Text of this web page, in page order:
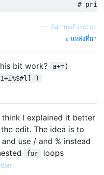
#
— GammaFunction
แหล่งที่มา
bit work?
a+=(
)
I explained it better
edit. The idea is to
use / and % instead
for loops